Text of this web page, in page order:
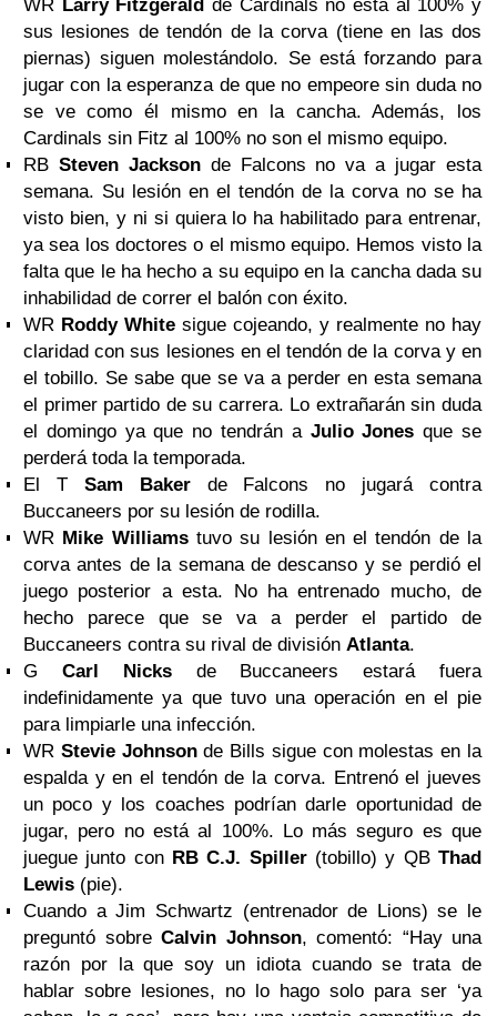
WR Larry Fitzgerald de Cardinals no está al 100% y
sus lesiones de tendón de la corva (tiene en las dos
piernas) siguen molestándolo. Se está forzando para
jugar con la esperanza de que no empeore sin duda no
se ve como él mismo en la cancha. Además, los
Cardinals sin Fitz al 100% no son el mismo equipo.
RB Steven Jacksonde Falcons no va a jugar esta
semana. Su lesión en el tendón de la corva no se ha
visto bien, y ni si quiera lo ha habilitado para entrenar,
ya sea los doctores o el mismo equipo. Hemos visto la
falta que le ha hecho a su equipo en la cancha dada su
inhabilidad de correr el balón con éxito.
WR Roddy White sigue cojeando, y realmente no hay
claridad con sus lesiones en el tendón de la corva y en
el tobillo. Se sabe que se va a perder en esta semana
el primer partido de su carrera. Lo extrañarán sin duda
el domingo ya que no tendrán a Julio Jones que se
perderá toda la temporada.
El T Sam Bakerde Falcons no jugará contra
Buccaneers por su lesión de rodilla.
WR Mike Williamstuvo su lesión en el tendón de la
corva antes de la semana de descanso y se perdió el
juego posterior a esta. No ha entrenado mucho, de
hecho parece que se va a perder el partido de
Buccaneers contra su rival de división Atlanta.
G Carl Nicksde Buccaneers estará fuera
indefinidamente ya que tuvo una operación en el pie
para limpiarle una infección.
WR Stevie Johnsonde Bills sigue con molestas en la
espalda y en el tendón de la corva. Entrenó el jueves
un poco y los coaches podrían darle oportunidad de
jugar, pero no está al 100%. Lo más seguro es que
juegue junto con RB C.J. Spiller(tobillo) y QBThad
Lewis (pie).
Cuando a Jim Schwartz (entrenador de Lions) se le
preguntó sobre Calvin Johnson, comentó: “Hay una
razón por la que soy un idiota cuando se trata de
hablar sobre lesiones, no lo hago solo para ser ‘ya